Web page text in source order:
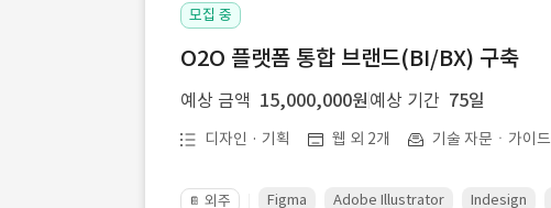
모집 중
O2O 플랫폼 통합 브랜드(BI/BX) 구축
예상 금액 15,000,000원 예상 기간 75일
디자인 · 기획 웹 외 2개 기술 자문ㆍ가이드
📔 외주 Figma Adobe Illustrator Indesign